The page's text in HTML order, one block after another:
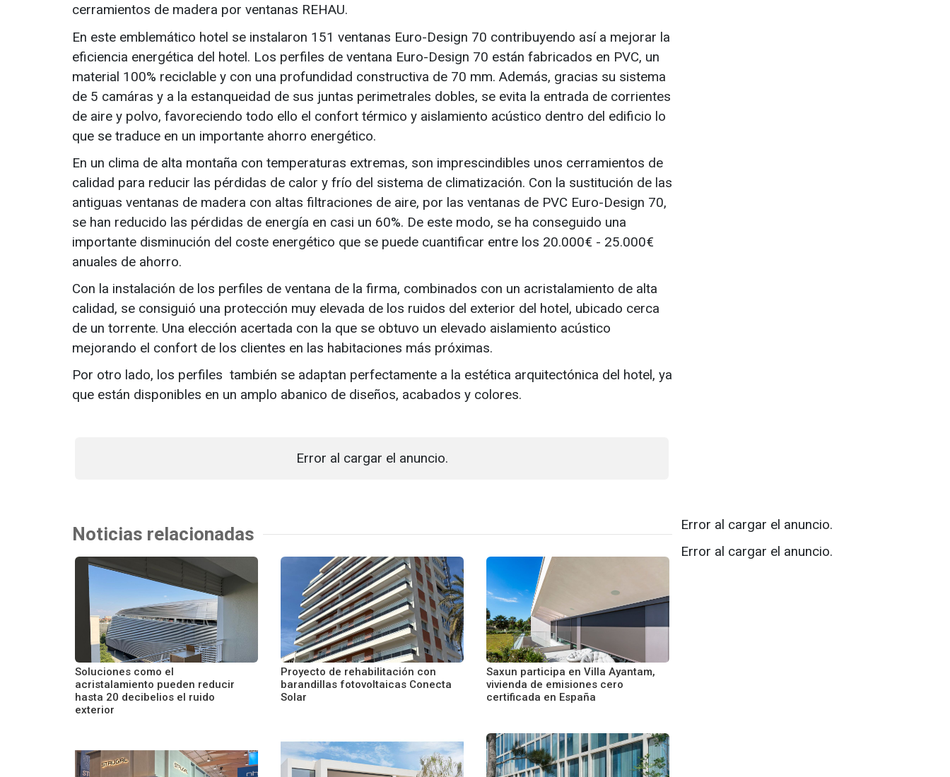
cerramientos de madera por ventanas REHAU.
En este emblemático hotel se instalaron 151 ventanas Euro-Design 70 contribuyendo así a mejorar la
eficiencia energética del hotel. Los perfiles de ventana Euro-Design 70 están fabricados en PVC, un
material 100% reciclable y con una profundidad constructiva de 70 mm. Además, gracias su sistema
de 5 camáras y a la estanqueidad de sus juntas perimetrales dobles, se evita la entrada de corrientes
de aire y polvo, favoreciendo todo ello el confort térmico y aislamiento acústico dentro del edificio lo
que se traduce en un importante ahorro energético.
En un clima de alta montaña con temperaturas extremas, son imprescindibles unos cerramientos de
calidad para reducir las pérdidas de calor y frío del sistema de climatización. Con la sustitución de las
antiguas ventanas de madera con altas filtraciones de aire, por las ventanas de PVC Euro-Design 70,
se han reducido las pérdidas de energía en casi un 60%. De este modo, se ha conseguido una
importante disminución del coste energético que se puede cuantificar entre los 20.000€ - 25.000€
anuales de ahorro.
Con la instalación de los perfiles de ventana de la firma, combinados con un acristalamiento de alta
calidad, se consiguió una protección muy elevada de los ruidos del exterior del hotel, ubicado cerca
de un torrente. Una elección acertada con la que se obtuvo un elevado aislamiento acústico
mejorando el confort de los clientes en las habitaciones más próximas.
Por otro lado, los perfiles también se adaptan perfectamente a la estética arquitectónica del hotel, ya
que están disponibles en un amplo abanico de diseños, acabados y colores.
Error al cargar el anuncio.
Noticias relacionadas
Soluciones como el
acristalamiento pueden reducir
hasta 20 decibelios el ruido
exterior
Proyecto de rehabilitación con
barandillas fotovoltaicas Conecta
Solar
Saxun participa en Villa Ayantam,
vivienda de emisiones cero
certificada en España
Error al cargar el anuncio.
Error al cargar el anuncio.